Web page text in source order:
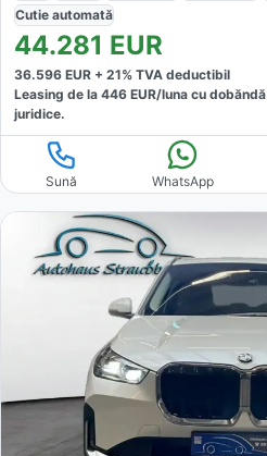
Cutie automată
44.281 EUR
36.596 EUR + 21% TVA deductibil
Leasing de la 446 EUR/luna cu dobăndă
juridice.
Sună WhatsApp